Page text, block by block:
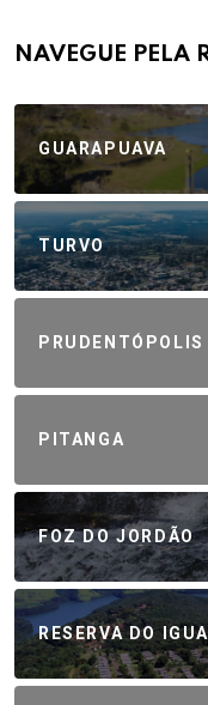
NAVEGUE PELA
GUARAPUAVA
TURVO
PRUDENTÓPOLIS
PITANGA
FOZ DO JORDÃO
RESERVA DO